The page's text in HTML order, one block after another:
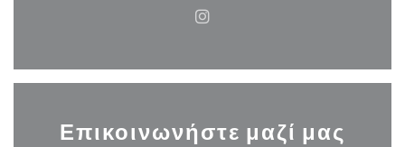
rencontre de Ronny. Découvrez pourquoi Chez Ronny
Instagram ((ανοίγει σε νέο
Επικοινωνήστε μαζί μας